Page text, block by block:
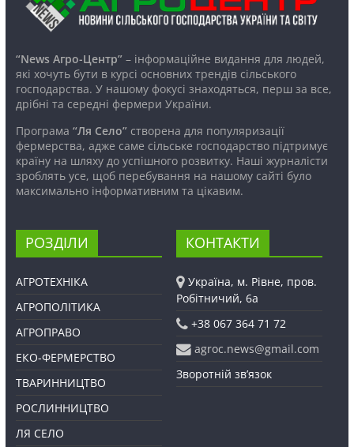
“News Агро-Центр”– інформаційне видання для людей,
які хочуть бути в курсі основних трендів сільського
господарства. У нашому фокусі знаходяться, перш за все,
дрібні та середні фермери України.
Програма “Ля Село”створена для популяризації
фермерства, адже саме сільське господарство підтримує
країну на шляху до успішного розвитку. Наші журналісти
зроблять усе, щоб перебування на нашому сайті було
максимально інформативним та цікавим.
РОЗДІЛИ
АГРОТЕХНІКА
АГРОПОЛІТИКА
АГРОПРАВО
ЕКО-ФЕРМЕРСТВО
ТВАРИННИЦТВО
РОСЛИННИЦТВО
ЛЯ СЕЛО
КОНТАКТИ
Україна, м. Рівне, пров.
Робітничий, 6а
+38 067 364 71 72
agroc.news@gmail.com
Зворотній зв’язок